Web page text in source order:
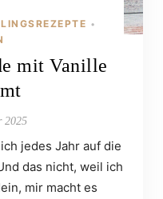
•
mit Vanille
2025
jedes Jahr auf die
das nicht, weil ich
mir macht es